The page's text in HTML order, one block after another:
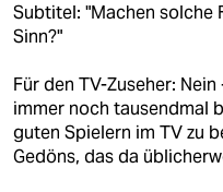
Subtitel: "Machen solche
Sinn?"
Für den TV-Zuseher:
immer noch tausendmal
guten Spielern im TV zu
Gedöns, das da